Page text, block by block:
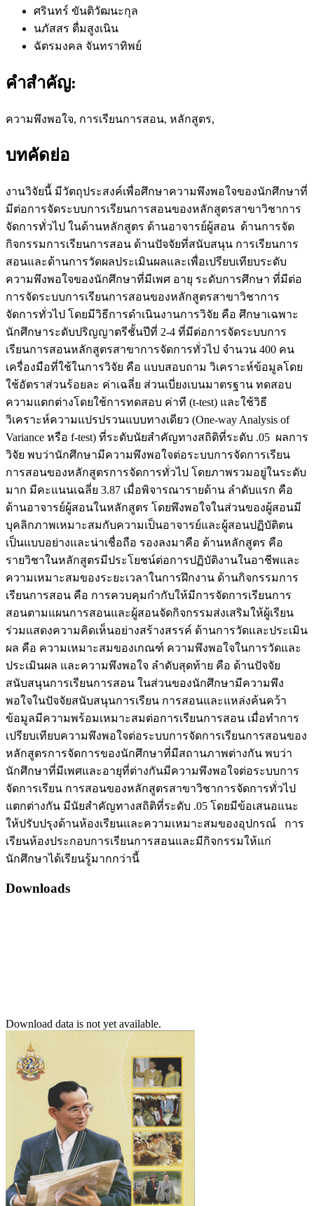
ศรินทร์ ขันติวัฒนะกุล
นภัสสร ตื่มสูงเนิน
ฉัตรมงคล จันทราทิพย์
คำสำคัญ:
ความพึงพอใจ, การเรียนการสอน, หลักสูตร,
บทคัดย่อ
งานวิจัยนี้ มีวัตถุประสงค์เพื่อศึกษาความพึงพอใจของนักศึกษาที่
มีต่อการจัดระบบการเรียนการสอนของหลักสูตรสาขาวิชาการ
จัดการทั่วไป ในด้านหลักสูตร ด้านอาจารย์ผู้สอน ด้านการจัด
กิจกรรมการเรียนการสอน ด้านปัจจัยที่สนับสนุน การเรียนการ
สอนและด้านการวัดผลประเมินผลและเพื่อเปรียบเทียบระดับ
ความพึงพอใจของนักศึกษาที่มีเพศ อายุ ระดับการศึกษา ที่มีต่อ
การจัดระบบการเรียนการสอนของหลักสูตรสาขาวิชาการ
จัดการทั่วไป โดยมีวิธีการดำเนินงานการวิจัย คือ ศึกษาเฉพาะ
นักศึกษาระดับปริญญาตรีชั้นปีที่ 2-4 ที่มีต่อการจัดระบบการ
เรียนการสอนหลักสูตรสาขาการจัดการทั่วไป จำนวน 400 คน
เครื่องมือที่ใช้ในการวิจัย คือ แบบสอบถาม วิเคราะห์ข้อมูลโดย
ใช้อัตราส่วนร้อยละ ค่าเฉลี่ย ส่วนเบี่ยงเบนมาตรฐาน ทดสอบ
ความแตกต่างโดยใช้การทดสอบ ค่าที (t-test) และใช้วิธี
วิเคราะห์ความแปรปรวนแบบทางเดียว (One-way Analysis of
Variance หรือ f-test) ที่ระดับนัยสำคัญทางสถิติที่ระดับ .05 ผลการ
วิจัย พบว่านักศึกษามีความพึงพอใจต่อระบบการจัดการเรียน
การสอนของหลักสูตรการจัดการทั่วไป โดยภาพรวมอยู่ในระดับ
มาก มีคะแนนเฉลี่ย 3.87 เมื่อพิจารณารายด้าน ลำดับแรก คือ
ด้านอาจารย์ผู้สอนในหลักสูตร โดยพึงพอใจในส่วนของผู้สอนมี
บุคลิกภาพเหมาะสมกับความเป็นอาจารย์และผู้สอนปฏิบัติตน
เป็นแบบอย่างและน่าเชื่อถือ รองลงมาคือ ด้านหลักสูตร คือ
รายวิชาในหลักสูตรมีประโยชน์ต่อการปฏิบัติงานในอาชีพและ
ความเหมาะสมของระยะเวลาในการฝึกงาน ด้านกิจกรรมการ
เรียนการสอน คือ การควบคุมกำกับให้มีการจัดการเรียนการ
สอนตามแผนการสอนและผู้สอนจัดกิจกรรมส่งเสริมให้ผู้เรียน
ร่วมแสดงความคิดเห็นอย่างสร้างสรรค์ ด้านการวัดและประเมิน
ผล คือ ความเหมาะสมของเกณฑ์ ความพึงพอใจในการวัดและ
ประเมินผล และความพึงพอใจ ลำดับสุดท้าย คือ ด้านปัจจัย
สนับสนุนการเรียนการสอน ในส่วนของนักศึกษามีความพึง
พอใจในปัจจัยสนับสนุนการเรียน การสอนและแหล่งค้นคว้า
ข้อมูลมีความพร้อมเหมาะสมต่อการเรียนการสอน เมื่อทำการ
เปรียบเทียบความพึงพอใจต่อระบบการจัดการเรียนการสอนของ
หลักสูตรการจัดการของนักศึกษาที่มีสถานภาพต่างกัน พบว่า
นักศึกษาที่มีเพศและอายุที่ต่างกันมีความพึงพอใจต่อระบบการ
จัดการเรียน การสอนของหลักสูตรสาขาวิชาการจัดการทั่วไป
แตกต่างกัน มีนัยสำคัญทางสถิติที่ระดับ .05 โดยมีข้อเสนอแนะ
ให้ปรับปรุงด้านห้องเรียนและความเหมาะสมของอุปกรณ์ การ
เรียนห้องประกอบการเรียนการสอนและมีกิจกรรมให้แก่
นักศึกษาได้เรียนรู้มากกว่านี้
Downloads
Download data is not yet available.